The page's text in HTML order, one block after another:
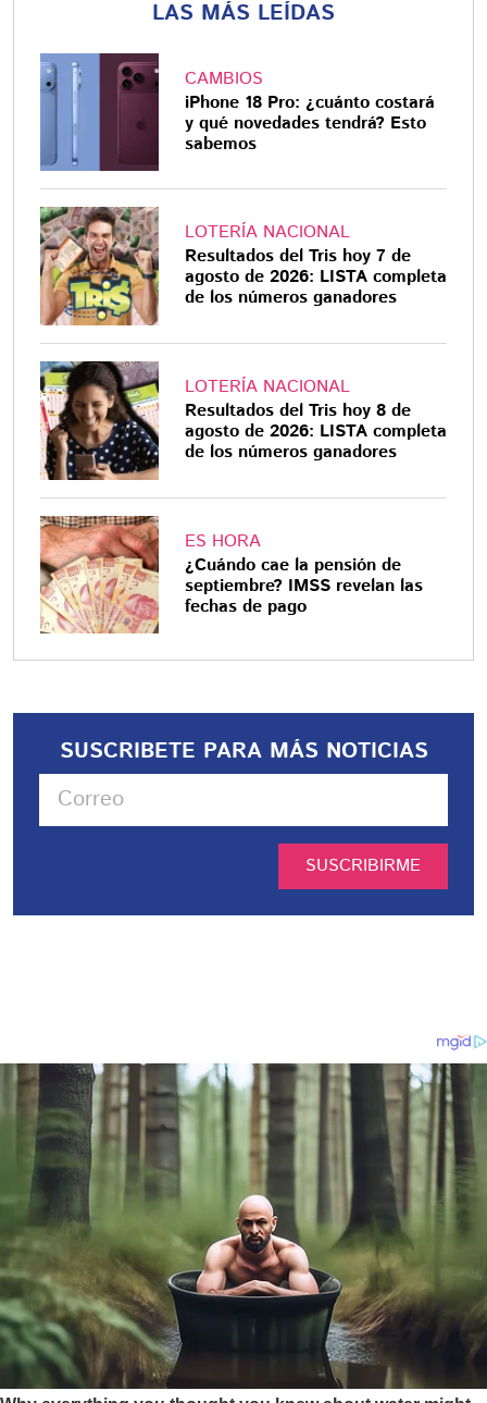
LAS MÁS LEÍDAS
CAMBIOS
iPhone 18 Pro: ¿cuánto costará
y qué novedades tendrá? Esto
sabemos
LOTERÍA NACIONAL
Resultados del Tris hoy 7 de
agosto de 2026: LISTA completa
de los números ganadores
LOTERÍA NACIONAL
Resultados del Tris hoy 8 de
agosto de 2026: LISTA completa
de los números ganadores
ES HORA
¿Cuándo cae la pensión de
septiembre? IMSS revelan las
fechas de pago
SUSCRIBETE PARA MÁS NOTICIAS
SUSCRIBIRME